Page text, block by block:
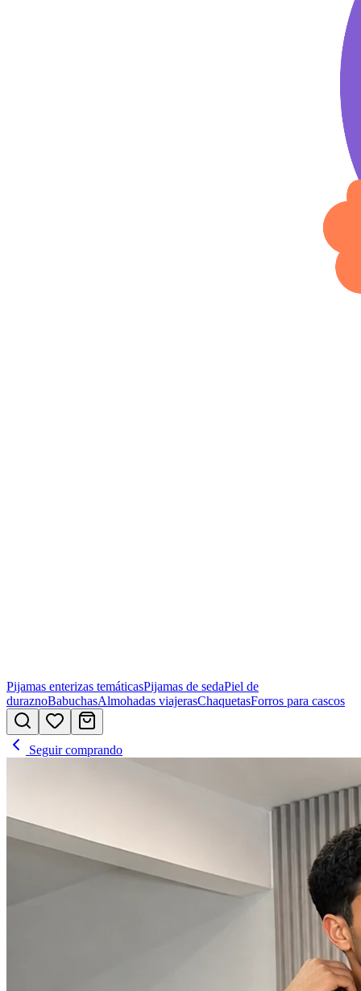
Pijamas enterizas temáticasPijamas de sedaPiel de
duraznoBabuchasAlmohadas viajerasChaquetasForros para cascos
Seguir comprando